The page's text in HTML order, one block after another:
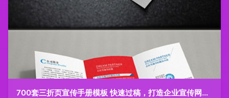
700套三折页宣传手册模板 快速过稿，打造企业宣传网站的完美助手